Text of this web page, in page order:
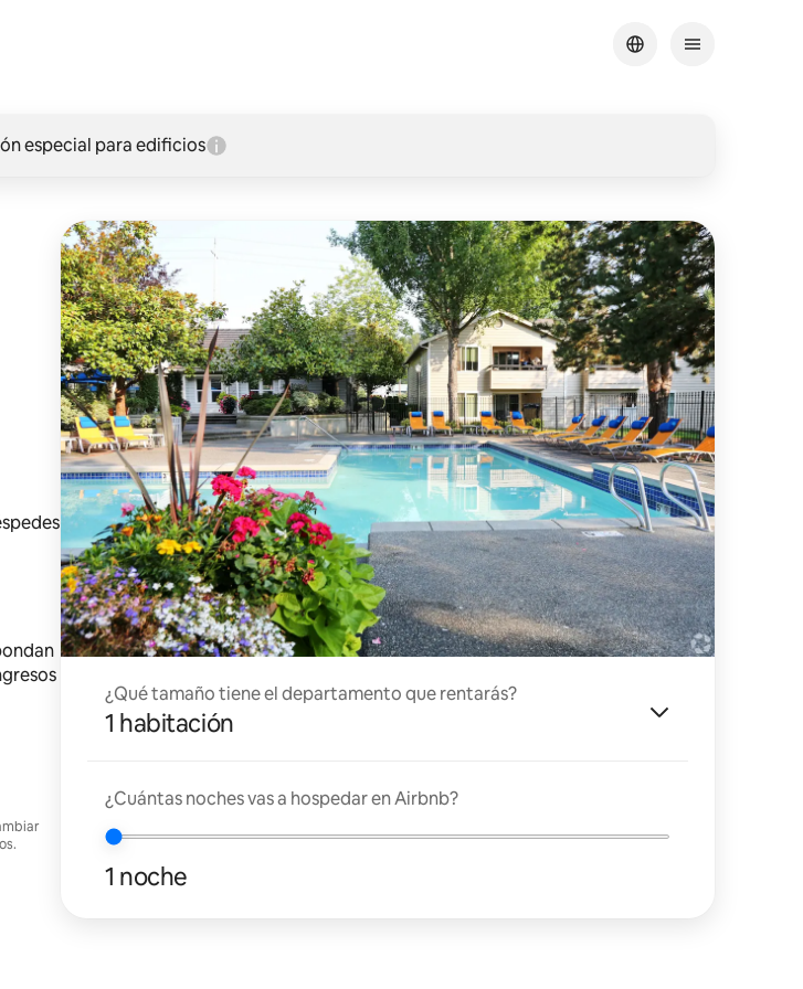
especial para edificios
¿Qué tamaño tiene el departamento que rentarás?
1 habitación
¿Cuántas noches vas a hospedar en Airbnb?
1 noche